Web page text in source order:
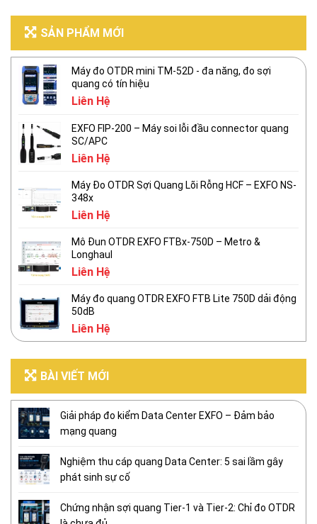
SẢN PHẨM MỚI
Máy đo OTDR mini TM-52D - đa năng, đo sợi
quang có tín hiệu
Liên Hệ
EXFO FIP-200 – Máy soi lỗi đầu connector quang
SC/APC
Liên Hệ
Máy Đo OTDR Sợi Quang Lõi Rỗng HCF – EXFO NS-
348x
Liên Hệ
Mô Đun OTDR EXFO FTBx-750D – Metro &
Longhaul
Liên Hệ
Máy đo quang OTDR EXFO FTB Lite 750D dải động
50dB
Liên Hệ
BÀI VIẾT MỚI
Giải pháp đo kiểm Data Center EXFO – Đảm bảo
mạng quang
Nghiệm thu cáp quang Data Center: 5 sai lầm gây
phát sinh sự cố
Chứng nhận sợi quang Tier-1 và Tier-2: Chỉ đo OTDR